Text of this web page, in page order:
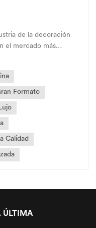
de la decoración
el mercado más
la piedra
Formato
Calidad
ÚLTIMA